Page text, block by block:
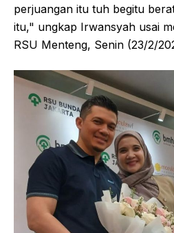
perjuangan itu tuh begitu
itu," ungkap Irwansyah usai
RSU Menteng, Senin (23/2/